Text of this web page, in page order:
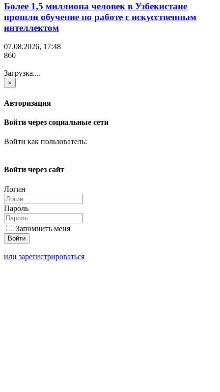
Более 1,5 миллиона человек в Узбекистане
прошли обучение по работе с искусственным
интеллектом
07.08.2026, 17:48
860
Загрузка....
×
Авторизация
Войти через социальные сети
Войти как пользователь:
Войти через сайт
Логин
Пароль
Запомнить меня
или зарегистрироваться